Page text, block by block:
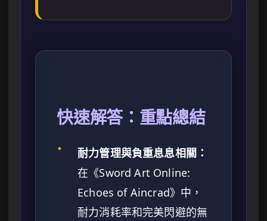
快速解答：重點總結
✦
耐力管理與負重息息相關：
在《Sword Art Online:
Echoes of Aincrad》中，
耐力消耗率和完美閃避的無